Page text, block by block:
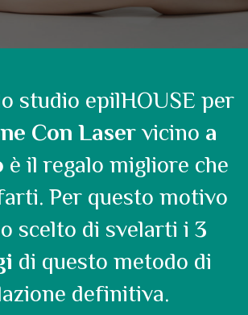
studio epilHOUSE per
Con Laservicino a
è il regalo migliore che
Per questo motivo
scelto di svelarti i 3
di questo metodo di
definitiva.